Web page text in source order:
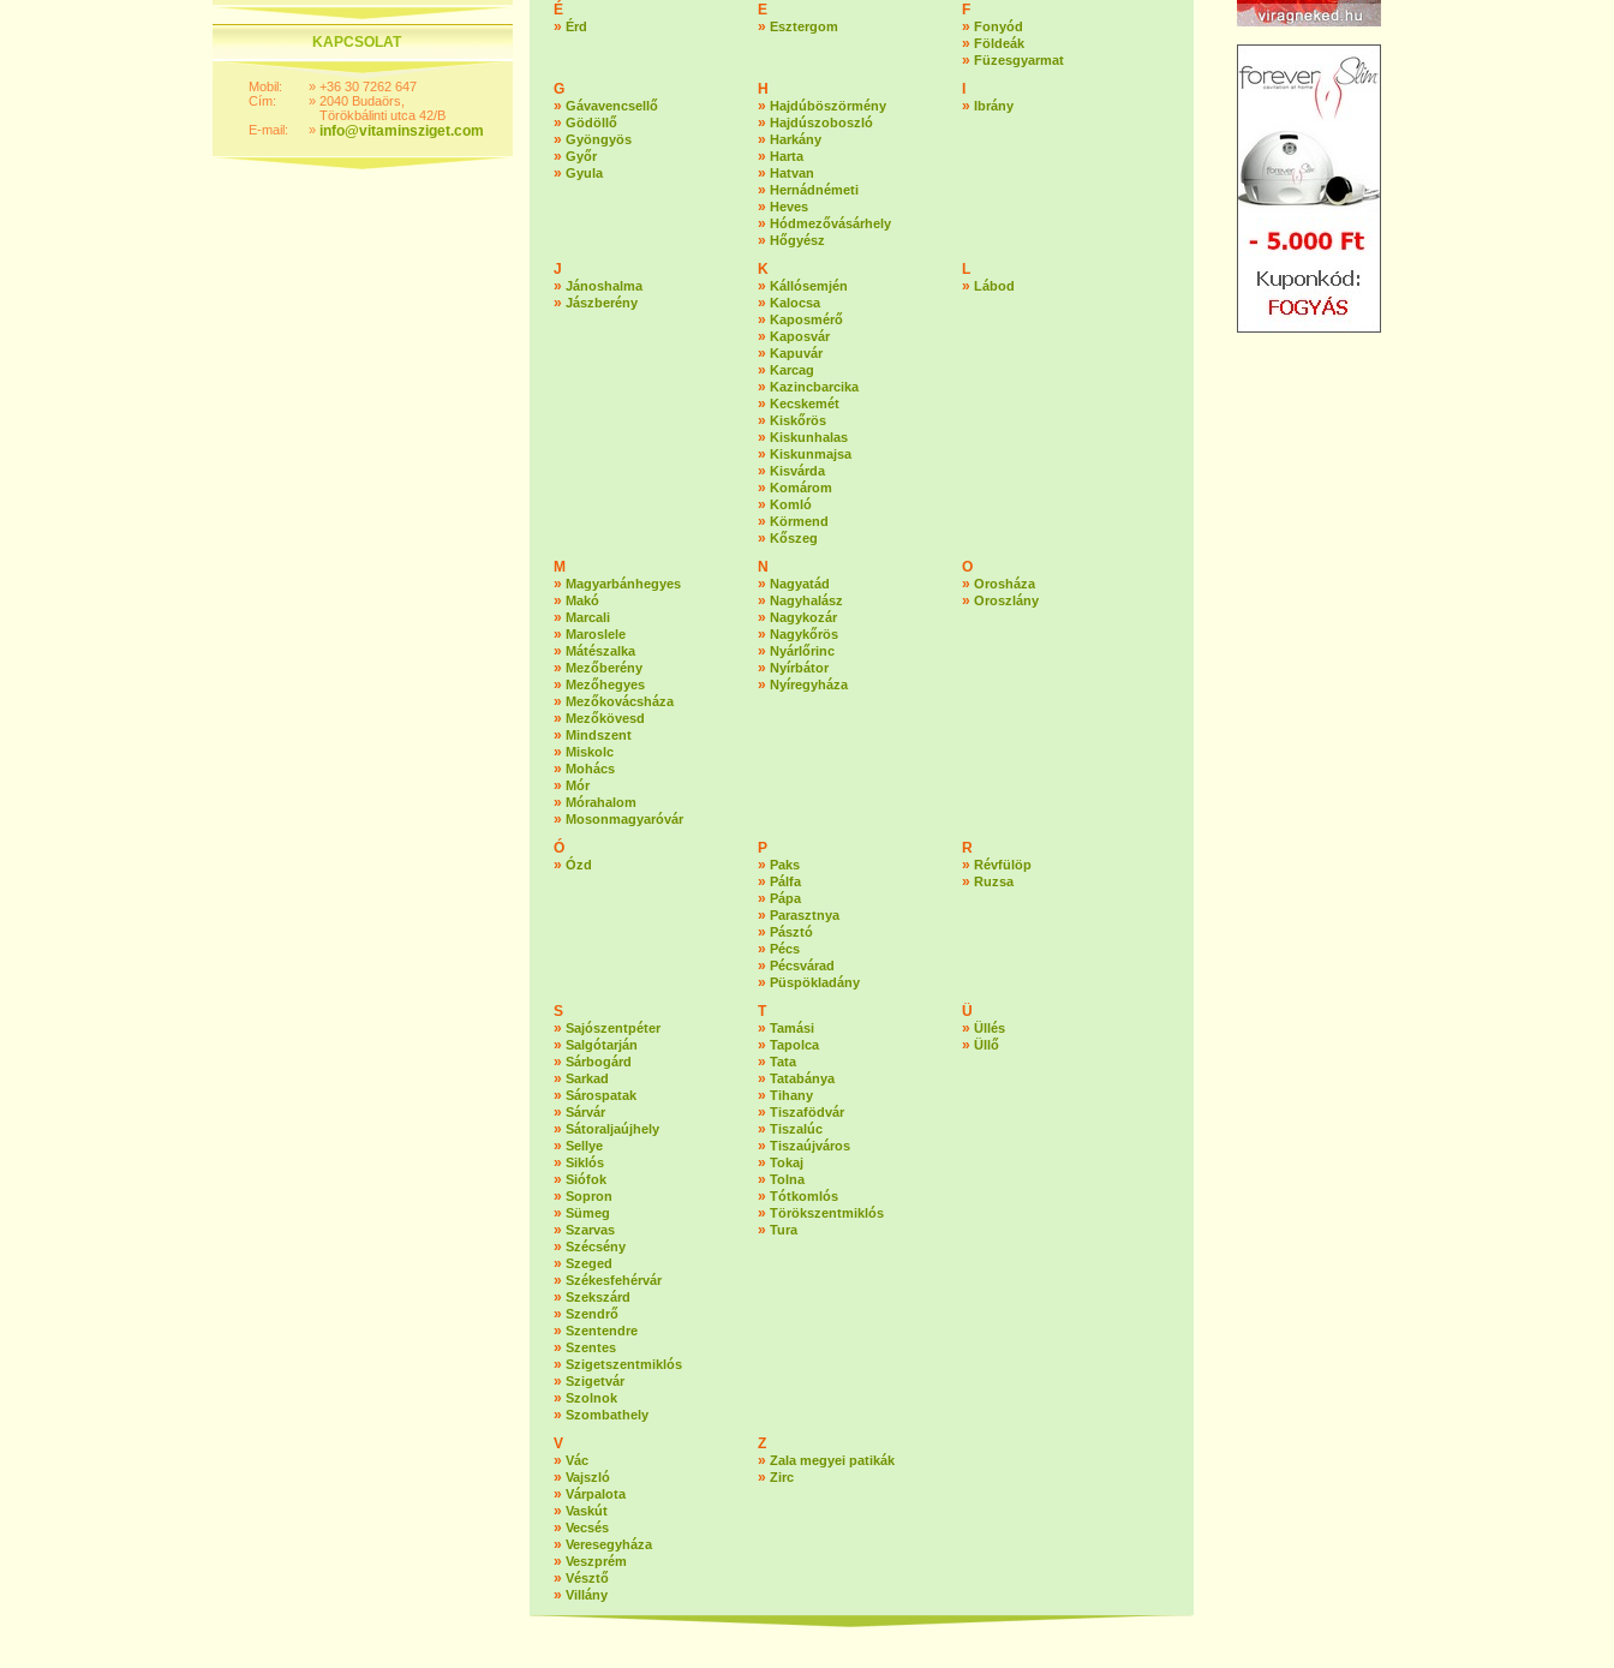
KAPCSOLAT
Mobil:
Cím:
E-mail:
»
»
»
+36 30 7262 647
2040 Budaörs,
Törökbálinti utca 42/B
info@vitaminsziget.com
É
» Érd
E
» Esztergom
F
» Fonyód
» Földeák
» Füzesgyarmat
G
» Gávavencsellő
» Gödöllő
» Gyöngyös
» Győr
» Gyula
H
» Hajdúböszörmény
» Hajdúszoboszló
» Harkány
» Harta
» Hatvan
» Hernádnémeti
» Heves
» Hódmezővásárhely
» Hőgyész
» Ibrány
J
» Jánoshalma
» Jászberény
K
» Kállósemjén
» Kalocsa
» Kaposmérő
» Kaposvár
» Kapuvár
» Karcag
» Kazincbarcika
» Kecskemét
» Kiskőrös
» Kiskunhalas
» Kiskunmajsa
» Kisvárda
» Komárom
» Komló
» Körmend
» Kőszeg
L
» Lábod
M
» Magyarbánhegyes
» Makó
» Marcali
» Maroslele
» Mátészalka
» Mezőberény
» Mezőhegyes
» Mezőkovácsháza
» Mezőkövesd
» Mindszent
» Miskolc
» Mohács
» Mór
» Mórahalom
» Mosonmagyaróvár
N
» Nagyatád
» Nagyhalász
» Nagykozár
» Nagykőrös
» Nyárlőrinc
» Nyírbátor
» Nyíregyháza
O
» Orosháza
» Oroszlány
Ó
» Ózd
P
» Paks
» Pálfa
» Pápa
» Parasztnya
» Pásztó
» Pécs
» Pécsvárad
» Püspökladány
R
» Révfülöp
» Ruzsa
S
» Sajószentpéter
» Salgótarján
» Sárbogárd
» Sarkad
» Sárospatak
» Sárvár
» Sátoraljaújhely
» Sellye
» Siklós
» Siófok
» Sopron
» Sümeg
» Szarvas
» Szécsény
» Szeged
» Székesfehérvár
» Szekszárd
» Szendrő
» Szentendre
» Szentes
» Szigetszentmiklós
» Szigetvár
» Szolnok
» Szombathely
T
» Tamási
» Tapolca
» Tata
» Tatabánya
» Tihany
» Tiszafödvár
» Tiszalúc
» Tiszaújváros
» Tokaj
» Tolna
» Tótkomlós
» Törökszentmiklós
» Tura
Ü
» Üllés
» Üllő
V
» Vác
» Vajszló
» Várpalota
» Vaskút
» Vecsés
» Veresegyháza
» Veszprém
» Vésztő
» Villány
Z
» Zala megyei patikák
» Zirc